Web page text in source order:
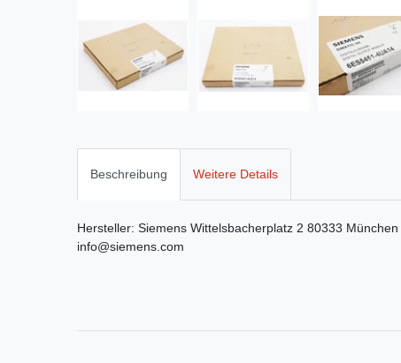
Beschreibung Weitere Details
Hersteller: Siemens Wittelsbacherplatz 2 80333 München
info@siemens.com